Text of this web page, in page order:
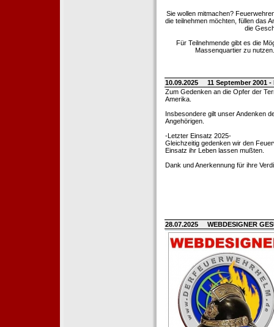
Sie wollen mitmachen?
die teilnehmen möchten, füllen das
die
Für Teilnehmende gibt es die
Massenquartier zu
10.09.2025
11 September 2001
Zum Gedenken an die Opfer der
Amerika.
Insbesondere gilt unser Andenken
Angehörigen.
-Letzter Einsatz 2025-
Gleichzeitig gedenken wir den
Einsatz ihr Leben lassen mußten.
Dank und Anerkennung für ihre
28.07.2025 WEBDESIGNER